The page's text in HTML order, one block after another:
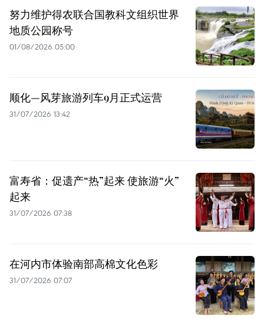
努力维护得农联合国教科文组织世界
地质公园称号
01/08/2026 05:00
顺化—风芽旅游列车9月正式运营
31/07/2026 13:42
富寿省：促遗产“热”起来 使旅游“火”
起来
31/07/2026 07:38
在河内市体验南部高棉文化色彩
31/07/2026 07:07